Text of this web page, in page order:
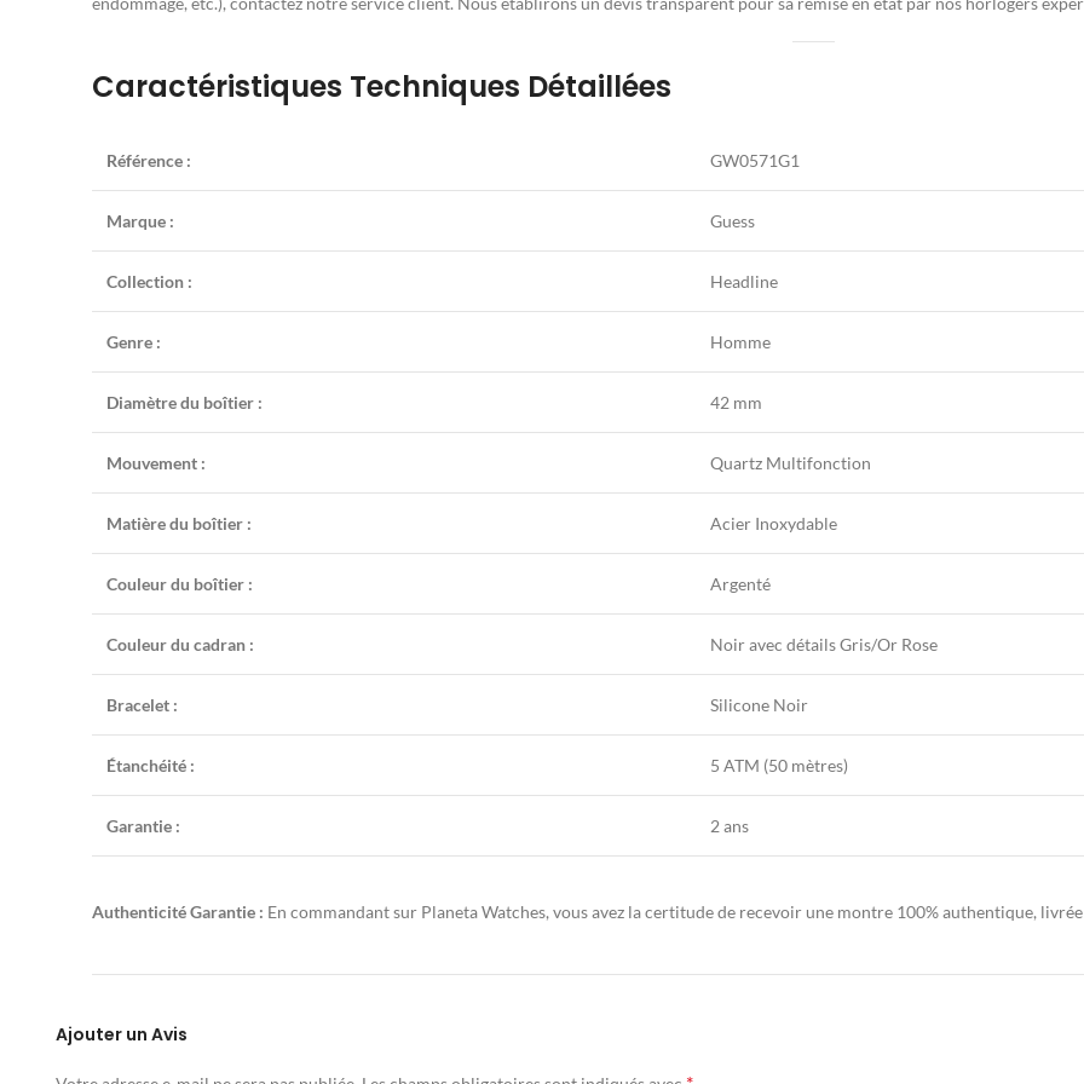
Caractéristiques Techniques Détaillées
Référence : GW0571G1
Marque : Guess
Collection : Headline
Genre : Homme
Diamètre du boîtier : 42 mm
Mouvement : Quartz Multifonction
Matière du boîtier : Acier Inoxydable
Couleur du boîtier : Argenté
Couleur du cadran : Noir avec détails Gris/Or Rose
Bracelet : Silicone Noir
Étanchéité : 5 ATM (50 mètres)
Garantie : 2 ans
Authenticité Garantie : En commandant sur Planeta Watches, vous avez la certitude de recevoir une montre 100% authentique,
Ajouter un Avis